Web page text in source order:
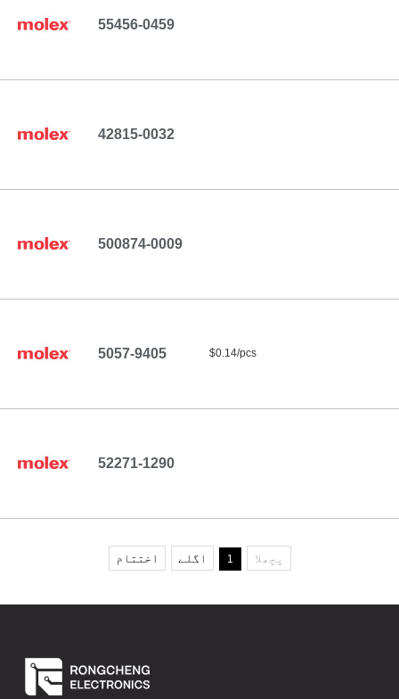
55456-0459
42815-0032
500874-0009
5057-9405 $0.14/pcs
52271-1290
پچھلا 1 اگلے اختتام